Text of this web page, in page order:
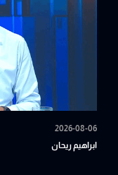
2026-08-06
ابراهيم ريحان